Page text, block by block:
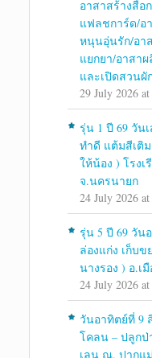
อาสาสร้างสื่อ
แฟลชการ์ด/อ
หนุนอุ่นรัก/อา
แยกยา/อาสา
และเปิดสวนผั
29 July 2026
รุ่น 1 ปี 69 วัน
ทำดี แต้มสีเติ
ให้น้อง ) โรง
จ.นครนายก
24 July 2026
รุ่น 5 ปี 69 วัน
ล่องแก่ง เก็บ
นางรอง ) อ.เ
24 July 2026
วันอาทิตย์ที่ 9
โคลน – ปลูกป่
เลน ณ. ปากแ